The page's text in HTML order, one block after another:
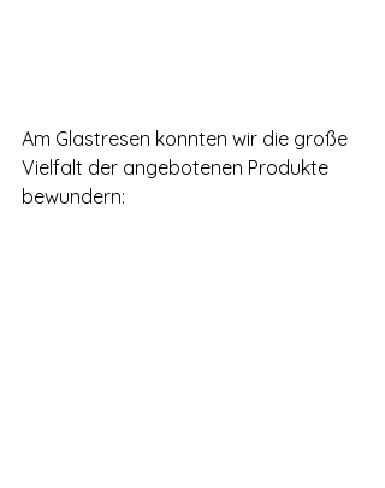
Am Glastresen konnten wir die große
Vielfalt der angebotenen Produkte
bewundern: